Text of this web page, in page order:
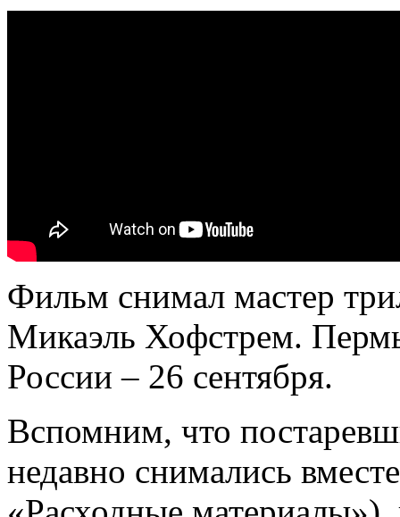
Фильм снимал мастер
Микаэль Хофстрем.
России – 26 сентября.
Вспомним, что
недавно снимались